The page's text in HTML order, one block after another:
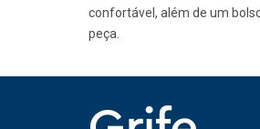
confortável, além de um
peça.